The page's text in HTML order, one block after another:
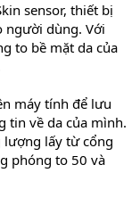
sensor, thiết bị
người dùng. Với
to bề mặt da của
máy tính để lưu
tin về da của mình.
lượng lấy từ cổng
phóng to 50 và